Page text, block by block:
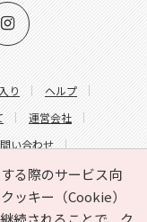
る際のサービス向
ッキー（Cookie）
り
ヘルプ
運営会社
い合わせ
わせ